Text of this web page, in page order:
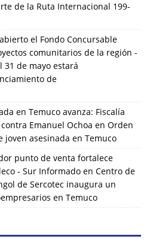
de la Ruta Internacional 199-
el Fondo Concursable
comunitarios de la región -
31 de mayo estará
de
en Temuco avanza: Fiscalía
Emanuel Ochoa en Orden
asesinada en Temuco
punto de venta fortalece
- Sur Informado en Centro de
de Sercotec inaugura un
en Temuco